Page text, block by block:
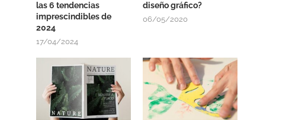
las 6 tendencias
imprescindibles de
2024
17/04/2024
diseño gráfico?
06/05/2020